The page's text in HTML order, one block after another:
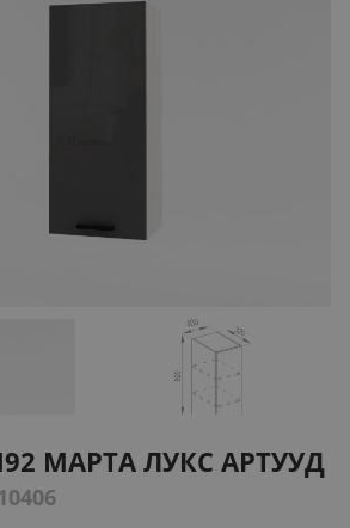
МАРТА ЛУКС АРТУУД